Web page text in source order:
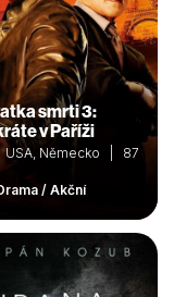
smrti 3:
v Paříži
Německo | 87
/ Akční